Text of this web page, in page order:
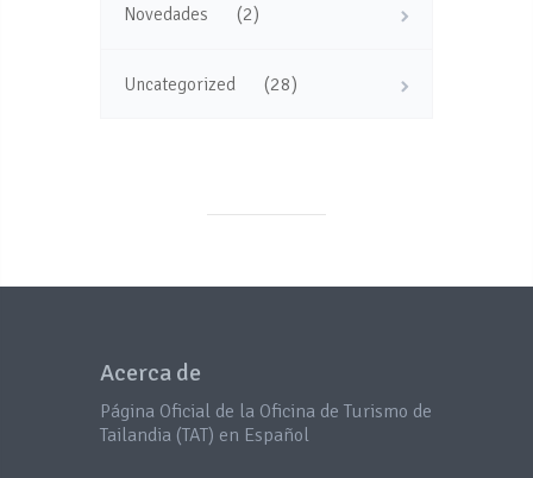
Novedades (2)
Uncategorized (28)
Acerca de
Página Oficial de la Oficina de Turismo de
Tailandia (TAT) en Español